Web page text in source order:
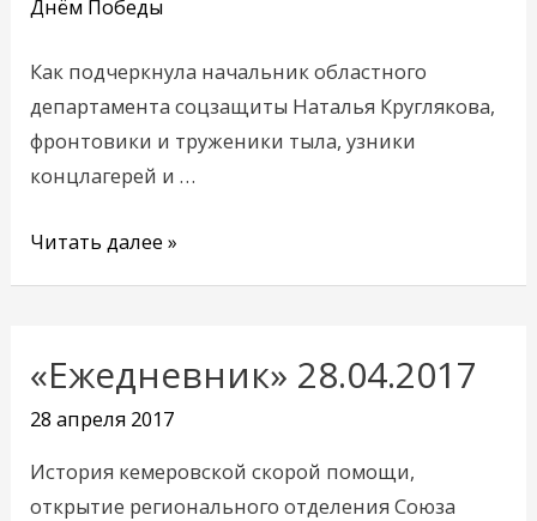
Как подчеркнула начальник областного
департамента соцзащиты Наталья Круглякова,
фронтовики и труженики тыла, узники
концлагерей и …
Победы
Читать далее »
«Ежедневник» 28.04.2017
28 апреля 2017
История кемеровской скорой помощи,
открытие регионального отделения Союза
«Ежедневник»
28.04.2017